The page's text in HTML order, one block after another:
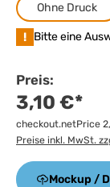
Ohne Druck
! Bitte eine
Preis:
3,10 €*
checkout.netPrice
Preise inkl. MwSt.
Mockup /